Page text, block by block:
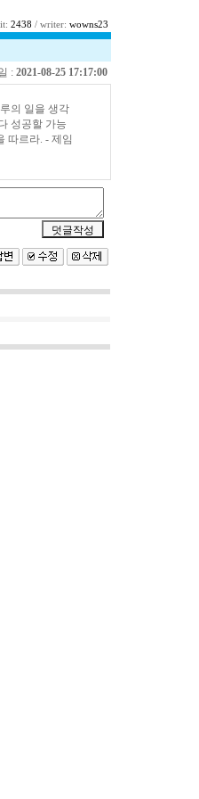
2438 / writer: wowns23
: 2021-08-25 17:17:00
의 일을 생각
성공할 가능
따르라. - 제임